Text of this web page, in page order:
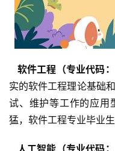
软件工程（专业代码
实的软件工程理论基础
试、维护等工作的应用
猛，软件工程专业毕业生
人工智能（专业代码